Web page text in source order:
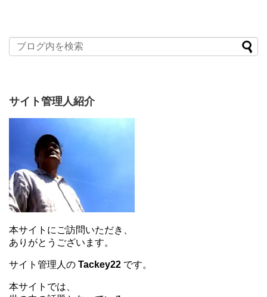
サイト管理人紹介
本サイトにご訪問いただき、
ありがとうございます。
サイト管理人の Tackey22 です。
本サイトでは、